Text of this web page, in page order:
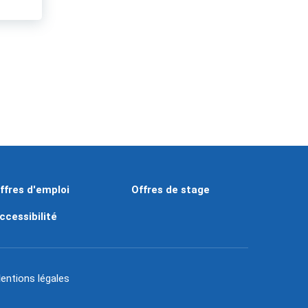
d'emploi Offres de stage
légales